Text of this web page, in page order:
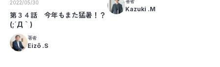
2022/05/30
第３４話 今年もまた猛暑！？
(;´Д｀)
著者
Eizô .S
Kazuki .M